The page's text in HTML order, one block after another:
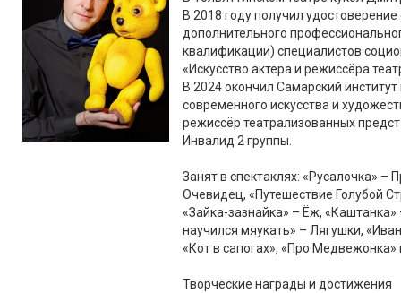
В 2018 году получил
дополнительного
квалификации) специалистов
«Искусство актера и режиссёра
В 2024 окончил Самарский
современного искусства и
режиссёр театрализованных
Инвалид 2 группы.
Занят в спектаклях: «Русалочка»
Очевидец, «Путешествие Голубой
«Зайка-зазнайка» – Ёж,
научился мяукать» – Лягушки,
«Кот в сапогах», «Про Медвежонка»
Творческие награды и достижения